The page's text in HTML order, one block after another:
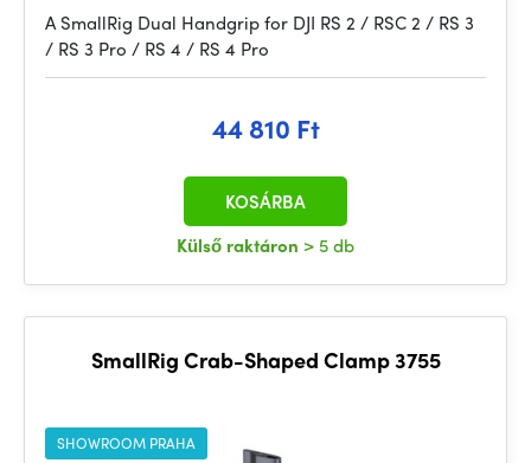
A SmallRig Dual Handgrip for DJI RS 2 / RSC 2 / RS 3
/ RS 3 Pro / RS 4 / RS 4 Pro
44 810 Ft
Külső raktáron > 5 db
KOSÁRBA
SmallRig Crab-Shaped Clamp 3755
SHOWROOM PRAHA